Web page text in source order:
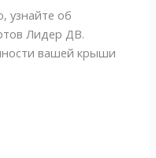
узнайте об
Лидер ДВ.
вашей крыши